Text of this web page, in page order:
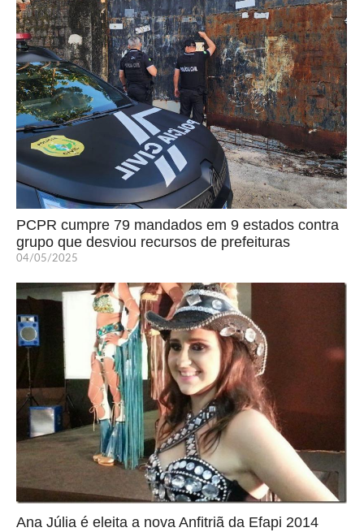
PCPR cumpre 79 mandados em 9 estados contra
grupo que desviou recursos de prefeituras
04/05/2025
Ana Júlia é eleita a nova Anfitriã da Efapi 2014